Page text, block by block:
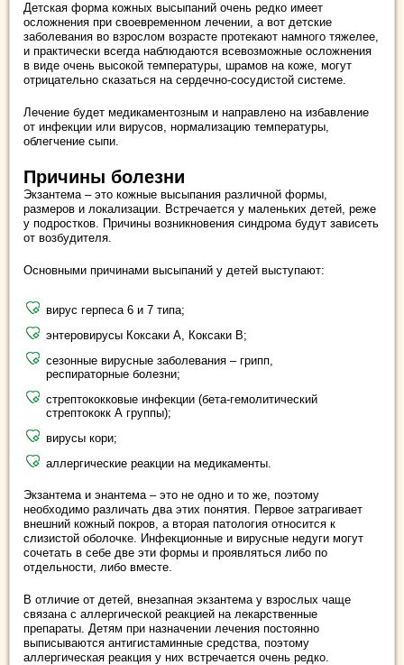
Детская форма кожных высыпаний очень редко имеет
осложнения при своевременном лечении, а вот детские
заболевания во взрослом возрасте протекают намного тяжелее,
и практически всегда наблюдаются всевозможные осложнения
в виде очень высокой температуры, шрамов на коже, могут
отрицательно сказаться на сердечно-сосудистой системе.
Лечение будет медикаментозным и направлено на избавление
от инфекции или вирусов, нормализацию температуры,
облегчение сыпи.
Причины болезни
Экзантема – это кожные высыпания различной формы,
размеров и локализации. Встречается у маленьких детей, реже
у подростков. Причины возникновения синдрома будут зависеть
от возбудителя.
Основными причинами высыпаний у детей выступают:
вирус герпеса 6 и 7 типа;
энтеровирусы Коксаки А, Коксаки В;
сезонные вирусные заболевания – грипп,
респираторные болезни;
стрептококковые инфекции (бета-гемолитический
стрептококк А группы);
вирусы кори;
аллергические реакции на медикаменты.
Экзантема и энантема – это не одно и то же, поэтому
необходимо различать два этих понятия. Первое затрагивает
внешний кожный покров, а вторая патология относится к
слизистой оболочке. Инфекционные и вирусные недуги могут
сочетать в себе две эти формы и проявляться либо по
отдельности, либо вместе.
В отличие от детей, внезапная экзантема у взрослых чаще
связана с аллергической реакцией на лекарственные
препараты. Детям при назначении лечения постоянно
выписываются антигистаминные средства, поэтому
аллергическая реакция у них встречается очень редко.